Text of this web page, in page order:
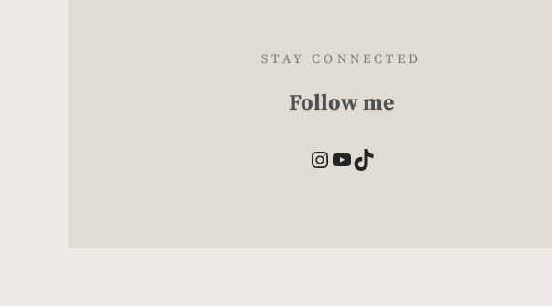
STAY CONNECTED
Follow me
InstagramYouTube TikTok